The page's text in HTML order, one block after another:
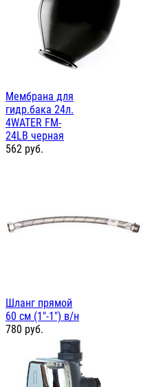
Мембрана для
гидр.бака 24л.
4WATER FM-
24LB черная
562 руб.
Шланг прямой
60 см (1"-1") в/н
780 руб.